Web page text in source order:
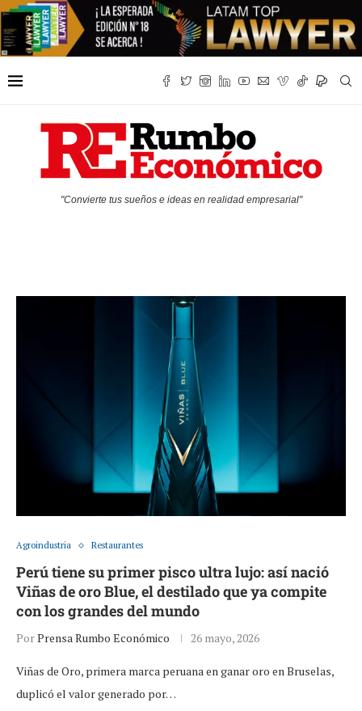
"Convierte tus sueños e ideas en realidad empresarial"
Agroindustria Restaurantes
Perú tiene su primer pisco ultra lujo: así nació
Viñas de oro Blue, el destilado que ya compite
con los grandes del mundo
PorPrensa Rumbo Económico 26 mayo, 2026
Viñas de Oro, primera marca peruana en ganar oro en Bruselas,
duplicó el valor generado por…